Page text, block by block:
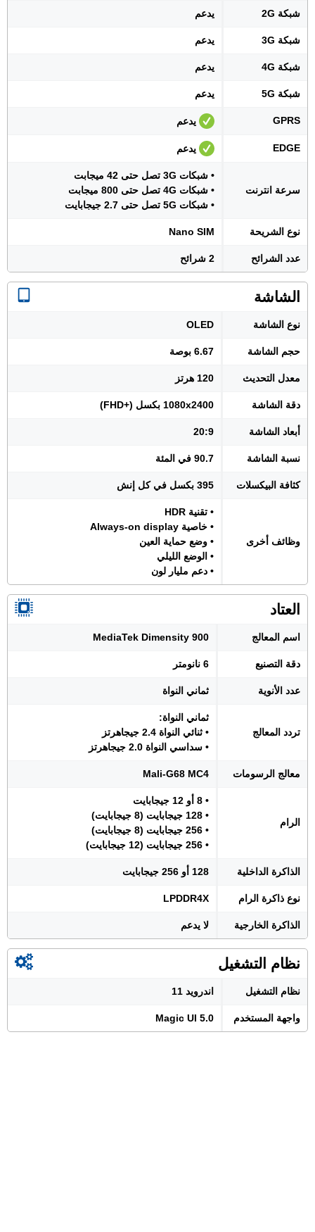
شبكة 2G يدعم
شبكة 3G يدعم
شبكة 4G يدعم
شبكة 5G يدعم
GPRS يدعم
EDGE يدعم
سرعة انترنت
• شبكات 3G تصل حتى 42 ميجابت
• شبكات 4G تصل حتى 800 ميجابت
• شبكات 5G تصل حتى 2.7 جيجابايت
نوع الشريحة Nano SIM
عدد الشرائح 2 شرائح
الشاشة
نوع الشاشة OLED
حجم الشاشة 6.67 بوصة
معدل التحديث 120 هرتز
دقة الشاشة 1080x2400 بكسل (+FHD)
أبعاد الشاشة 20:9
نسبة الشاشة 90.7 في المئة
كثافة البيكسلات 395 بكسل في كل إنش
وظائف أخرى
• تقنية HDR
• خاصية Always-on display
• وضع حماية العين
• الوضع الليلي
• دعم مليار لون
العتاد
اسم المعالج MediaTek Dimensity 900
دقة التصنيع 6 نانومتر
عدد الأنوية ثماني النواة
تردد المعالج
ثماني النواة:
• ثنائي النواة 2.4 جيجاهرتز
• سداسي النواة 2.0 جيجاهرتز
معالج الرسومات Mali-G68 MC4
الرام
• 8 أو 12 جيجابايت
• 128 جيجابايت (8 جيجابايت)
• 256 جيجابايت (8 جيجابايت)
• 256 جيجابايت (12 جيجابايت)
الذاكرة الداخلية 128 أو 256 جيجابايت
نوع ذاكرة الرام LPDDR4X
الذاكرة الخارجية لا يدعم
نظام التشغيل
نظام التشغيل اندرويد 11
واجهة المستخدم Magic UI 5.0